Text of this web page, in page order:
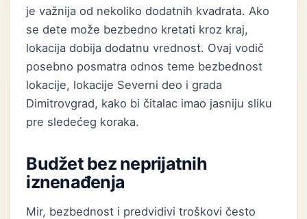
je važnija od nekoliko dodatnih kvadrata. Ako
se dete može bezbedno kretati kroz kraj,
lokacija dobija dodatnu vrednost. Ovaj vodič
posebno posmatra odnos teme bezbednost
lokacije, lokacije Severni deo i grada
Dimitrovgrad, kako bi čitalac imao jasniju sliku
pre sledećeg koraka.
Budžet bez neprijatnih
iznenađenja
Mir, bezbednost i predvidivi troškovi često